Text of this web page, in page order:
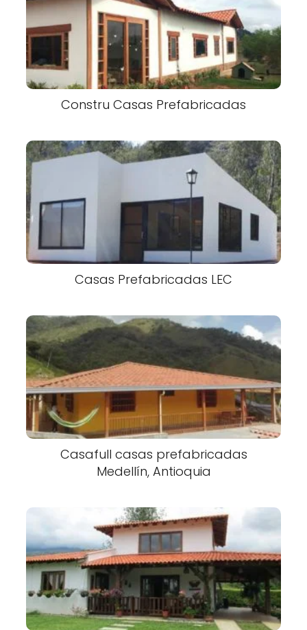
Constru Casas Prefabricadas
Casas Prefabricadas LEC
Casafull casas prefabricadas
Medellín, Antioquia